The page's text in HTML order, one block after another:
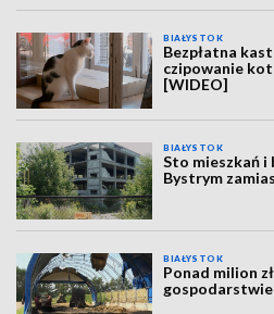
BIAŁYSTOK
Bezpłatna
czipowanie
[WIDEO]
BIAŁYSTOK
Sto mieszkań i
Bystrym
BIAŁYSTOK
Ponad milion
gospodarstwie